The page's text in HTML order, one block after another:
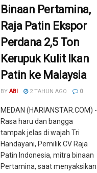
Binaan Pertamina,
Raja Patin Ekspor
Perdana 2,5 Ton
Kerupuk Kulit Ikan
Patin ke Malaysia
BY ABI 2 TAHUN AGO 0
MEDAN (HARIANSTAR.COM) -
Rasa haru dan bangga
tampak jelas di wajah Tri
Handayani, Pemilik CV Raja
Patin Indonesia, mitra binaan
Pertamina, saat menyaksikan